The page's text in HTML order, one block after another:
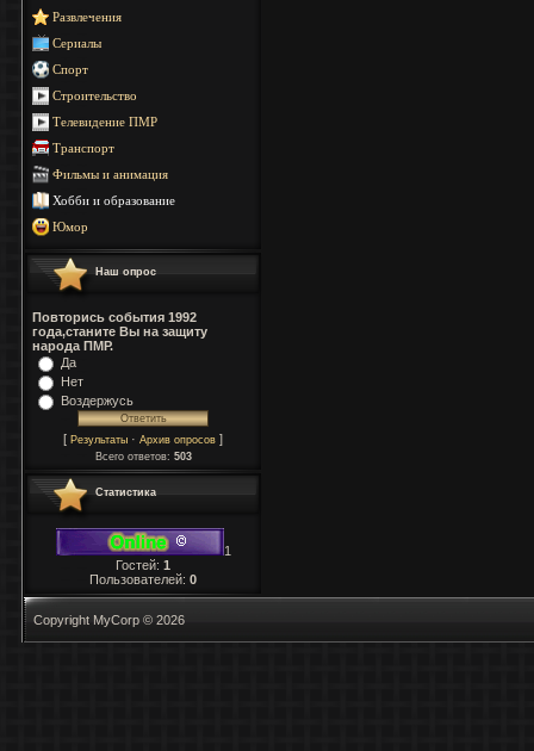
Развлечения
Сериалы
Спорт
Строительство
Телевидение ПМР
Транспорт
Фильмы и анимация
Хобби и образование
Юмор
Наш опрос
Повторись события 1992
года,станите Вы на защиту
народа ПМР.
Да
Нет
Воздержусь
[ Результаты · Архив опросов ]
Всего ответов: 503
Статистика
1
Гостей: 1
Пользователей: 0
Copyright MyCorp © 2026